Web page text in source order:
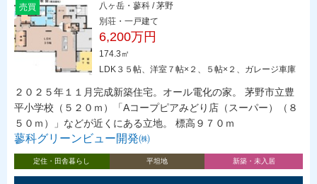
売買
八ヶ岳・蓼科 / 茅野
別荘・一戸建て
6,200万円
174.3㎡
LDK３５帖、洋室７帖×２、５帖×２、ガレージ車庫
２０２５年１１月完成新築住宅。オール電化の家。 茅野市立豊
平小学校（５２０ｍ）「Aコープピアみどり店（スーパー）（８
５０ｍ）」などが近くにある立地。 標高９７０ｍ
蓼科グリーンビュー開発㈱
定住・田舎暮らし 平坦地 新築・未入居